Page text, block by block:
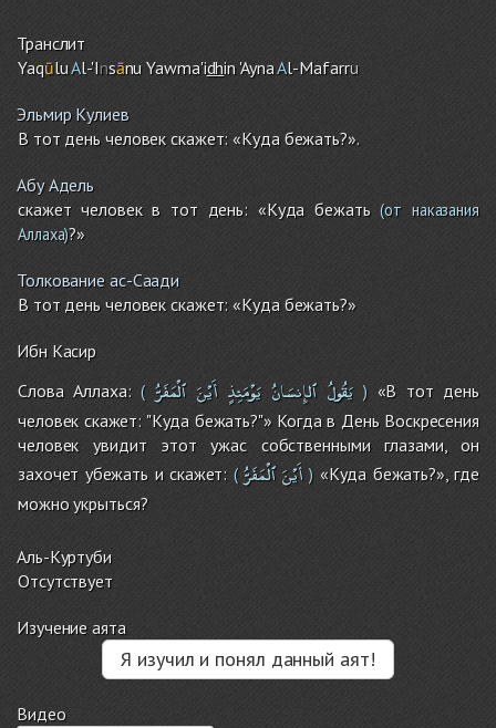
Транслит
YaqūluAl-'Insānu Yawma'idhin 'AynaAl-Mafarru
Эльмир Кулиев
В тот день человек скажет: «Куда бежать?».
Абу Адель
скажет человек в тот день: «Куда бежать(от наказания
Аллаха)?»
Толкование ас-Саади
В тот день человек скажет: «Куда бежать?»
Ибн Касир
Слова Аллаха:( يَقُولُ ٱلإِنسَانُ يَوْمَئِذٍ أَيْنَ ٱلْمَفَرُّ )«В тот день
человек скажет: "Куда бежать?"» Когда в День Воскресения
человек увидит этот ужас собственными глазами, он
захочет убежать и скажет: ( أَيْنَٱلْمَفَرُّ ) «Куда бежать?», где
можно укрыться?
Аль-Куртуби
Отсутствует
Изучение аята
Я изучил и понял данный аят!
Видео